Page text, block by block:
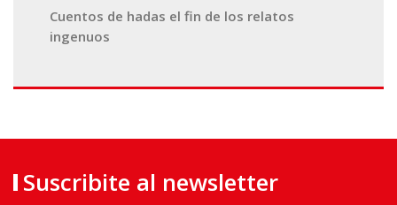
Cuentos de hadas el fin de los relatos
ingenuos
Suscribite al newsletter